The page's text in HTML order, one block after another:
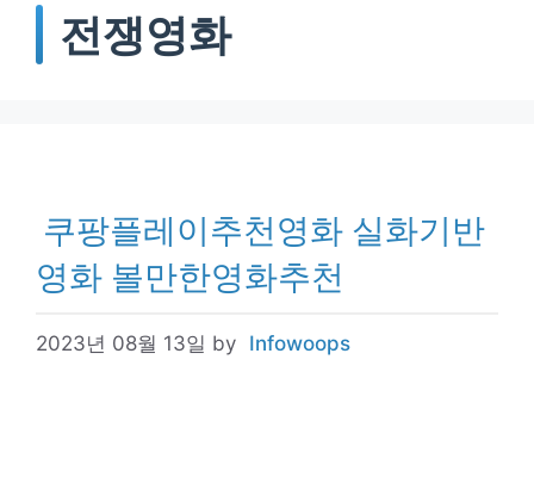
전쟁영화
쿠팡플레이추천영화 실화기반
영화 볼만한영화추천
2023년 08월 13일 by Infowoops